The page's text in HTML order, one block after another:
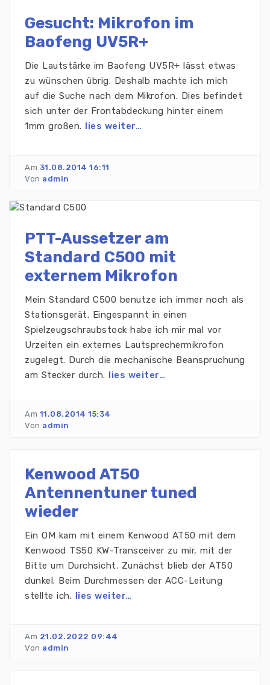
Gesucht: Mikrofon im
Baofeng UV5R+
Die Lautstärke im Baofeng UV5R+ lässt etwas
zu wünschen übrig. Deshalb machte ich mich
auf die Suche nach dem Mikrofon. Dies befindet
sich unter der Frontabdeckung hinter einem
1mm großen. lies weiter…
Am 31.08.2014 16:11
Von admin
PTT-Aussetzer am
Standard C500 mit
externem Mikrofon
Mein Standard C500 benutze ich immer noch als
Stationsgerät. Eingespannt in einen
Spielzeugschraubstock habe ich mir mal vor
Urzeiten ein externes Lautsprechermikrofon
zugelegt. Durch die mechanische Beanspruchung
am Stecker durch. lies weiter…
Am 11.08.2014 15:34
Von admin
Kenwood AT50
Antennentuner tuned
wieder
Ein OM kam mit einem Kenwood AT50 mit dem
Kenwood TS50 KW-Transceiver zu mir, mit der
Bitte um Durchsicht. Zunächst blieb der AT50
dunkel. Beim Durchmessen der ACC-Leitung
stellte ich. lies weiter…
Am 21.02.2022 09:44
Von admin